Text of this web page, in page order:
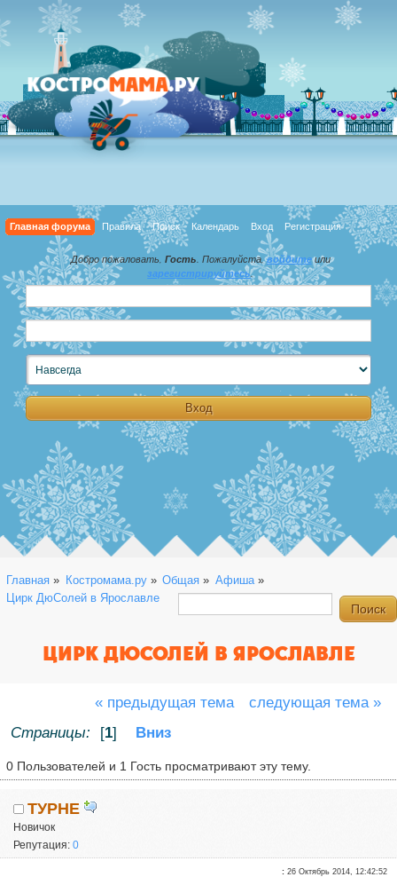
Главная форума Правила Поиск Календарь Вход Регистрация
Добро пожаловать, Гость . Пожалуйста,войдитеили
зарегистрируйтесь.
Главная » Костромама.ру» Общая » Афиша»
Цирк ДюСолей в Ярославле
ЦИРК ДЮСОЛЕЙ В ЯРОСЛАВЛЕ
« предыдущая тема
следующая тема »
Страницы:
[1] Вниз
0 Пользователей и 1 Гость просматривают эту тему.
ТУРНЕ
Новичок
Репутация:0
:26 Октябрь 2014, 12:42:52